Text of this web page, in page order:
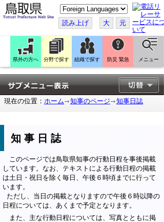
こ
の
ペ
ー
ジ
翻
訳
す
る
読み上げ 大 元
県外の方へ 分野で探す 組織で探す 防災 緊急 メニュー
現在の位置： ホーム 知事のページ 知事日誌
知事日誌
このページでは鳥取県知事の行動日程を事後掲載
しています。なお、テキストによる行動日程の掲載
は土日・祝日を除く毎日、午後６時頃までに行って
います。
ただし、当日の掲載となりますので午後６時以降の
日程については、あくまで予定となります。
また、主な行動日程については、写真とともに掲